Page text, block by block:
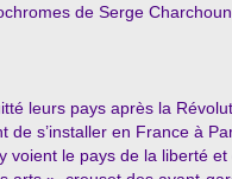
de Serge
leurs pays après la
de s’installer en France à
voient le pays de la liberté